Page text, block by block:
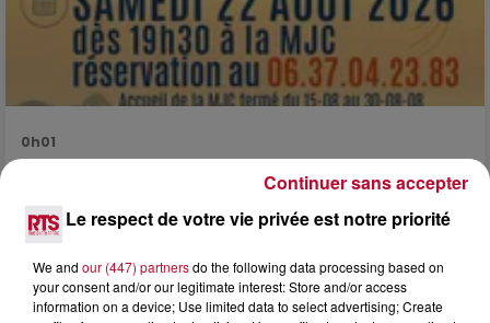
0h01
Le respect de votre vie privée est notre priorité
We and our (447) partnersdo the following data processing based on
your consent and/or our legitimate interest: Store and/or access
information on a device; Use limited data to select advertising; Create
Continuer sans accepter